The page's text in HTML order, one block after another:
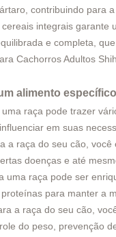
contribuindo para
integrais
e completa,
Cachorros Adultos
alimento
raça pode trazer
em suas
a raça do seu cão,
doenças e até
uma raça pode ser
para manter a
a raça do seu cão,
do peso, prevenção